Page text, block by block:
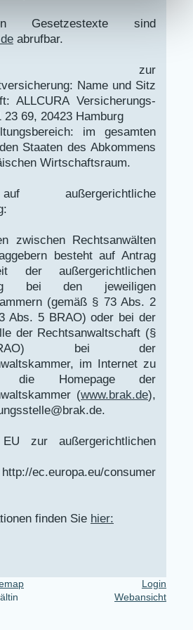
Gesetzestexte sind
abrufbar.
zur
Name und Sitz
ALLCURA Versicherungs-
69, 20423 Hamburg
im gesamten
Staaten des Abkommens
Wirtschaftsraum.
außergerichtliche
zwischen Rechtsanwälten
besteht auf Antrag
der außergerichtlichen
bei den jeweiligen
(gemäß § 73 Abs. 2
Abs. 5 BRAO) oder bei der
der Rechtsanwaltschaft (§
bei der
im Internet zu
die Homepage der
(www.brak.de),
zur außergerichtlichen
ec.europa.eu/consumer
finden Sie hier:
Login
Webansicht